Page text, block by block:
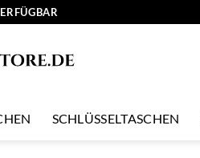
SCHLÜSSELTASCHEN